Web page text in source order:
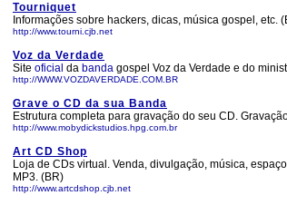
Tourniquet
Informações sobre hackers, dicas, música gospel, etc.
http://www.tourni.cjb.net
Voz da Verdade
Site oficial da banda gospel Voz da Verdade e do
http://WWW.VOZDAVERDADE.COM.BR
Grave o CD da sua Banda
Estrutura completa para gravação do seu CD.
http://www.mobydickstudios.hpg.com.br
Art CD Shop
Loja de CDs virtual. Venda, divulgação, música,
MP3. (BR)
http://www.artcdshop.cjb.net